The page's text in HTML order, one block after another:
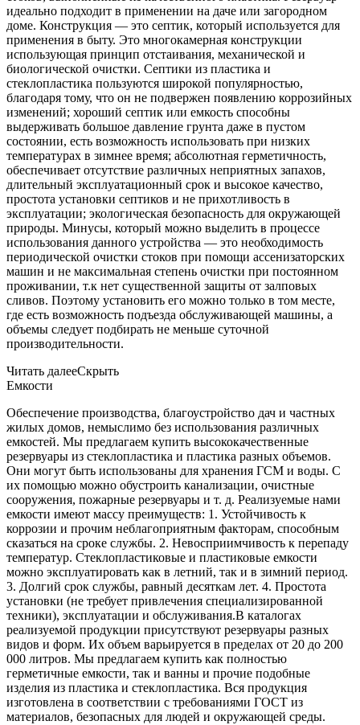
идеально подходит в применении на даче или загородном
доме. Конструкция — это септик, который используется для
применения в быту. Это многокамерная конструкции
использующая принцип отстаивания, механической и
биологической очистки. Септики из пластика и
стеклопластика пользуются широкой популярностью,
благодаря тому, что он не подвержен появлению коррозийных
изменений; хороший септик или емкость способны
выдерживать большое давление грунта даже в пустом
состоянии, есть возможность использовать при низких
температурах в зимнее время; абсолютная герметичность,
обеспечивает отсутствие различных неприятных запахов,
длительный эксплуатационный срок и высокое качество,
простота установки септиков и не прихотливость в
эксплуатации; экологическая безопасность для окружающей
природы. Минусы, который можно выделить в процессе
использования данного устройства — это необходимость
периодической очистки стоков при помощи ассенизаторских
машин и не максимальная степень очистки при постоянном
проживании, т.к нет существенной защиты от залповых
сливов. Поэтому установить его можно только в том месте,
где есть возможность подъезда обслуживающей машины, а
объемы следует подбирать не меньше суточной
производительности.
Читать далееСкрыть
Емкости
Обеспечение производства, благоустройство дач и частных
жилых домов, немыслимо без использования различных
емкостей. Мы предлагаем купить высококачественные
резервуары из стеклопластика и пластика разных объемов.
Они могут быть использованы для хранения ГСМ и воды. С
их помощью можно обустроить канализации, очистные
сооружения, пожарные резервуары и т. д. Реализуемые нами
емкости имеют массу преимуществ: 1. Устойчивость к
коррозии и прочим неблагоприятным факторам, способным
сказаться на сроке службы. 2. Невосприимчивость к перепаду
температур. Стеклопластиковые и пластиковые емкости
можно эксплуатировать как в летний, так и в зимний период.
3. Долгий срок службы, равный десяткам лет. 4. Простота
установки (не требует привлечения специализированной
техники), эксплуатации и обслуживания.В каталогах
реализуемой продукции присутствуют резервуары разных
видов и форм. Их объем варьируется в пределах от 20 до 200
000 литров. Мы предлагаем купить как полностью
герметичные емкости, так и ванны и прочие подобные
изделия из пластика и стеклопластика. Вся продукция
изготовлена в соответствии с требованиями ГОСТ из
материалов, безопасных для людей и окружающей среды.